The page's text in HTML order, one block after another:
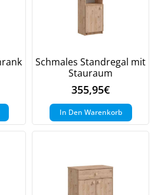
Schmales Standregal mit
Stauraum
355,95€
In Den Warenkorb